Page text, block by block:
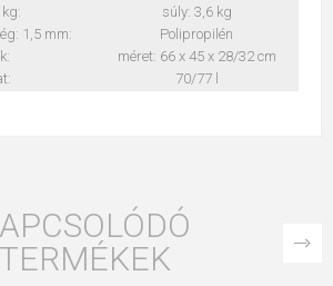
súly: 3,6 kg
1,5 mm:
Polipropilén
méret: 66 x 45 x 28/32 cm
70/77 l
TERMÉKEK